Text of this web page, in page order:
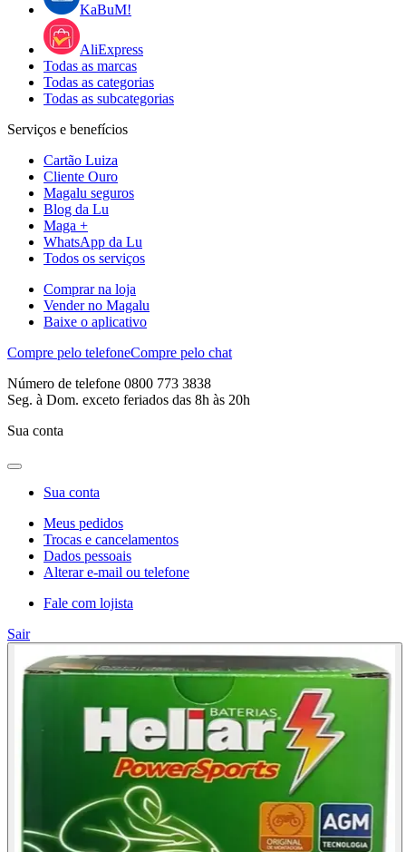
KaBuM!
AliExpress
Todas as marcas
Todas as categorias
Todas as subcategorias
Serviços e benefícios
Cartão Luiza
Cliente Ouro
Magalu seguros
Blog da Lu
Maga +
WhatsApp da Lu
Todos os serviços
Comprar na loja
Vender no Magalu
Baixe o aplicativo
Compre pelo telefoneCompre pelo chat
Número de telefone 0800 773 3838
Seg. à Dom. exceto feriados das 8h às 20h
Sua conta
Sua conta
Meus pedidos
Trocas e cancelamentos
Dados pessoais
Alterar e-mail ou telefone
Fale com lojista
Sair